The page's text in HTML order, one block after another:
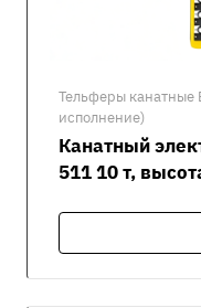
Тельферы канатные
исполнение)
Канатный
511 10 т,